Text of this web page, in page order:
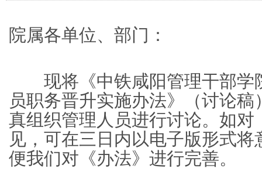
院属各单位、部门：
现将《中铁咸阳管理干部学
员职务晋升实施办法》（讨论
真组织管理人员进行讨论。如对
见，可在三日内以电子版形式
便我们对《办法》进行完善。